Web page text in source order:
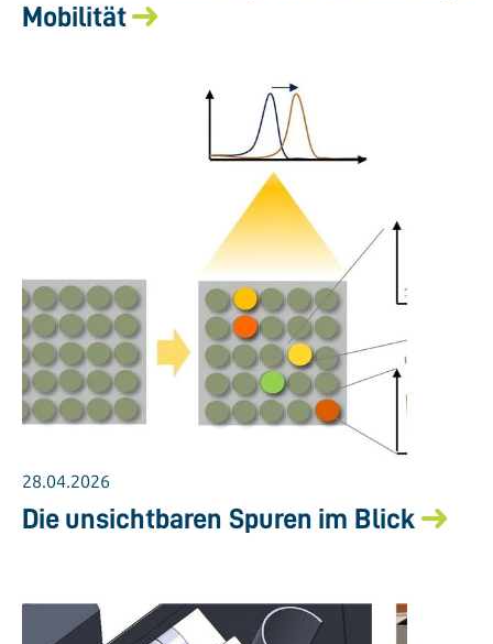
Mobilität
28.04.2026
Die unsichtbaren Spuren im Blick